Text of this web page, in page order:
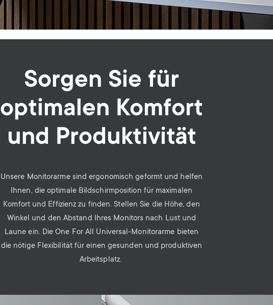
n
u
u
Sorgen Sie für
optimalen Komfort
und Produktivität
Unsere Monitorarme sind ergonomisch geformt und helfen
Ihnen, die optimale Bildschirmposition für maximalen
Komfort und Effizienz zu finden. Stellen Sie die Höhe, den
Winkel und den Abstand Ihres Monitors nach Lust und
Laune ein. Die One For All Universal-Monitorarme bieten
die nötige Flexibilität für einen gesunden und produktiven
Arbeitsplatz.